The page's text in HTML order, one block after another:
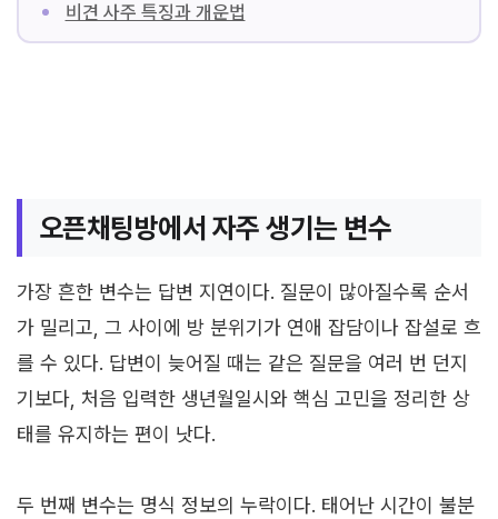
비견 사주 특징과 개운법
오픈채팅방에서 자주 생기는 변수
가장 흔한 변수는 답변 지연이다. 질문이 많아질수록 순서
가 밀리고, 그 사이에 방 분위기가 연애 잡담이나 잡설로 흐
를 수 있다. 답변이 늦어질 때는 같은 질문을 여러 번 던지
기보다, 처음 입력한 생년월일시와 핵심 고민을 정리한 상
태를 유지하는 편이 낫다.
두 번째 변수는 명식 정보의 누락이다. 태어난 시간이 불분